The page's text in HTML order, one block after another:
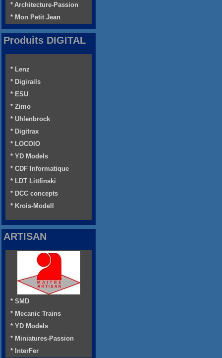
* Architecture-Passion
* Mon Petit Jean
Produits DIGITAL
* Lenz
* Digirails
* ESU
* Zimo
* Uhlenbrock
* Digitrax
* LOCOIO
* YD Models
* CDF Informatique
* LDT Littfinski
* DCC concepts
* Krois-Modell
ARTISAN
* SMD
* Mecanic Trains
* YD Models
* Miniatures-Passion
* InterFer